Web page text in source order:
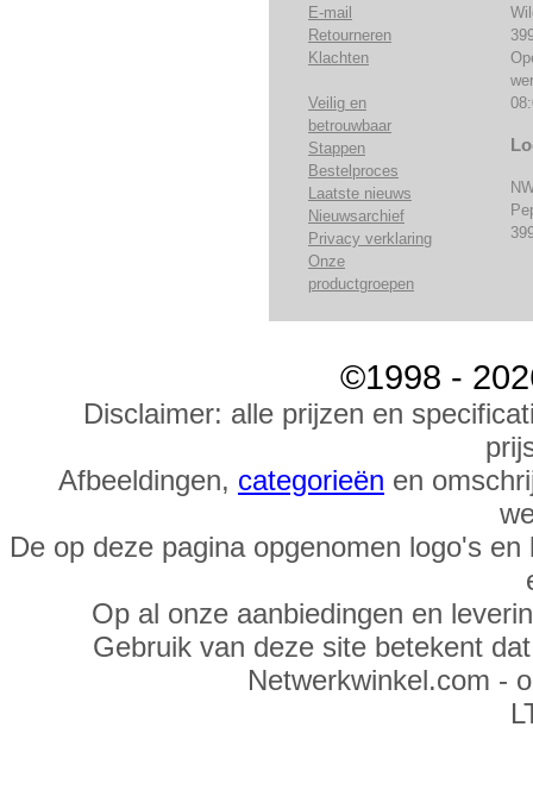
E-mail
Retourneren
Klachten
Veilig en
betrouwbaar
Stappen
Bestelproces
Laatste nieuws
Nieuwsarchief
Privacy verklaring
Onze
productgroepen
©1998 -
Disclaimer: alle prijzen en
Afbeeldingen, categorieën en
De op deze pagina opgenomen logo's
Op al onze aanbiedingen en
Gebruik van deze site betekent
Netwerkwinkel.com -